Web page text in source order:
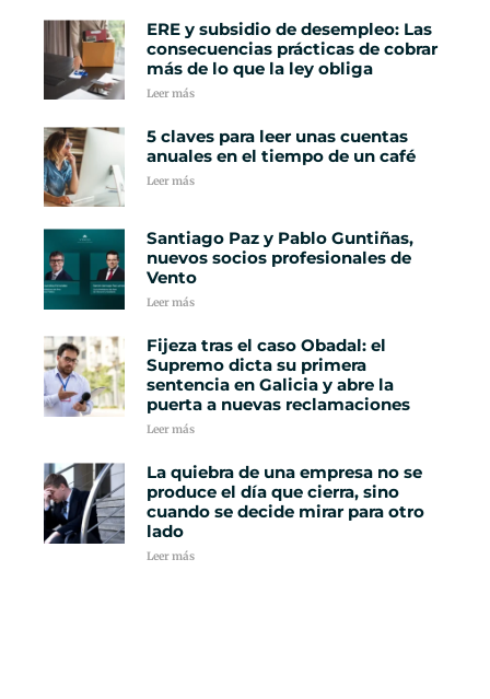
ERE y subsidio de desempleo: Las
consecuencias prácticas de cobrar
más de lo que la ley obliga
Leer más
5 claves para leer unas cuentas
anuales en el tiempo de un café
Leer más
Santiago Paz y Pablo Guntiñas,
nuevos socios profesionales de
Vento
Leer más
Fijeza tras el caso Obadal: el
Supremo dicta su primera
sentencia en Galicia y abre la
puerta a nuevas reclamaciones
Leer más
La quiebra de una empresa no se
produce el día que cierra, sino
cuando se decide mirar para otro
lado
Leer más